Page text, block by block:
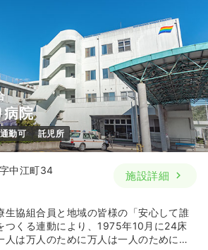
る 詳細を見る
病院
勤可 託児所
中江町34
施設詳細
生協組合員と地域の皆様の「安心して誰
つくる連動により、1975年10月に24床
人は万人のために万人は一人のために」